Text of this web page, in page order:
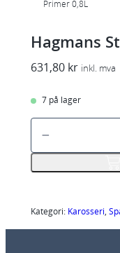
Primer 0,8L
Hagmans
631,80 kr inkl. mva
7 på lager
H
n
s
Kategori: Karosseri,